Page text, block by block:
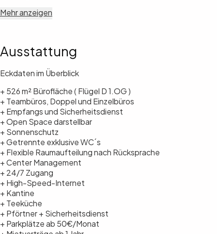
Mehr anzeigen
Ausstattung
Eckdaten im Überblick
+ 526 m² Bürofläche ( Flügel D 1.OG )
+ Teambüros, Doppel und Einzelbüros
+ Empfangs und Sicherheitsdienst
+ Open Space darstellbar
+ Sonnenschutz
+ Getrennte exklusive WC´s
+ Flexible Raumaufteilung nach Rücksprache
+ Center Management
+ 24/7 Zugang
+ High-Speed-Internet
+ Kantine
+ Teeküche
+ Pförtner + Sicherheitsdienst
+ Parkplätze ab 50€/Monat